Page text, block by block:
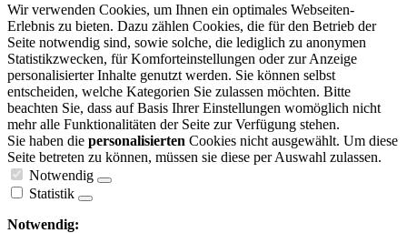
Wir verwenden Cookies, um Ihnen ein optimales Webseiten-
Erlebnis zu bieten. Dazu zählen Cookies, die für den Betrieb der
Seite notwendig sind, sowie solche, die lediglich zu anonymen
Statistikzwecken, für Komforteinstellungen oder zur Anzeige
personalisierter Inhalte genutzt werden. Sie können selbst
entscheiden, welche Kategorien Sie zulassen möchten. Bitte
beachten Sie, dass auf Basis Ihrer Einstellungen womöglich nicht
mehr alle Funktionalitäten der Seite zur Verfügung stehen.
Sie haben die personalisierten Cookies nicht ausgewählt. Um diese
Seite betreten zu können, müssen sie diese per Auswahl zulassen.
Notwendig
Statistik
Notwendig: